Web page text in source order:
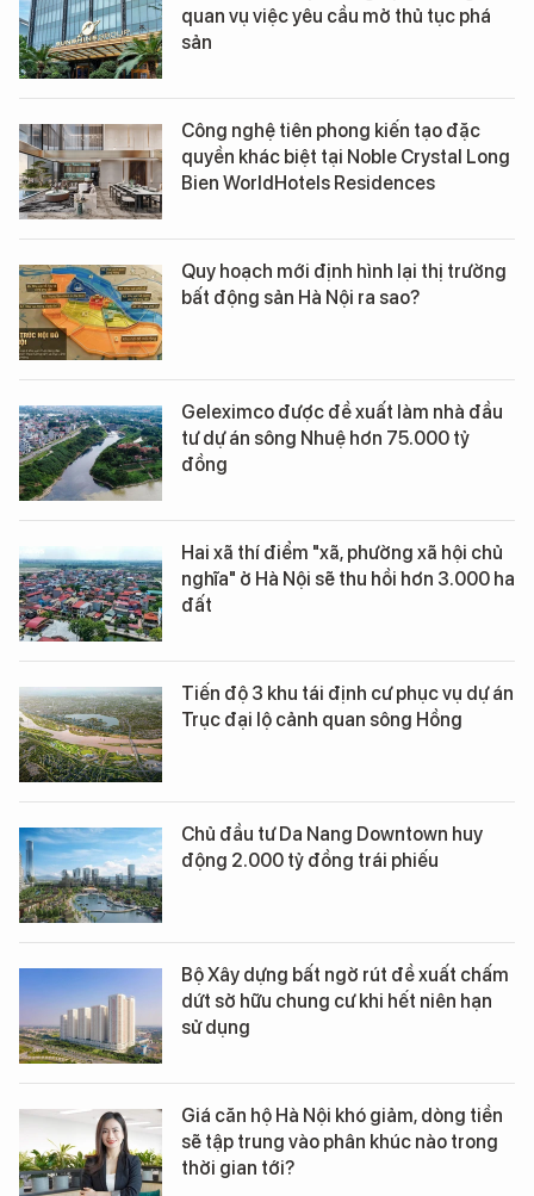
quan vụ việc yêu cầu mở thủ tục phá
sản
Công nghệ tiên phong kiến tạo đặc
quyền khác biệt tại Noble Crystal Long
Bien WorldHotels Residences
Quy hoạch mới định hình lại thị trường
bất động sản Hà Nội ra sao?
Geleximco được đề xuất làm nhà đầu
tư dự án sông Nhuệ hơn 75.000 tỷ
đồng
Hai xã thí điểm "xã, phường xã hội chủ
nghĩa" ở Hà Nội sẽ thu hồi hơn 3.000 ha
đất
Tiến độ 3 khu tái định cư phục vụ dự án
Trục đại lộ cảnh quan sông Hồng
Chủ đầu tư Da Nang Downtown huy
động 2.000 tỷ đồng trái phiếu
Bộ Xây dựng bất ngờ rút đề xuất chấm
dứt sở hữu chung cư khi hết niên hạn
sử dụng
Giá căn hộ Hà Nội khó giảm, dòng tiền
sẽ tập trung vào phân khúc nào trong
thời gian tới?